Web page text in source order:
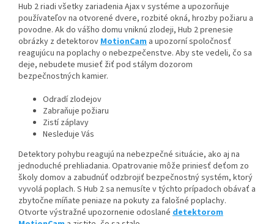
Hub 2 riadi všetky zariadenia Ajax v systéme a upozorňuje
používateľov na otvorené dvere, rozbité okná, hrozby požiaru a
povodne. Ak do vášho domu vniknú zlodeji, Hub 2 prenesie
obrázky z detektorovMotionCam a upozorní spoločnosť
reagujúcu na poplachy o nebezpečenstve. Aby ste vedeli, čo sa
deje, nebudete musieť žiť pod stálym dozorom
bezpečnostných kamier.
Odradí zlodejov
Zabraňuje požiaru
Zistí záplavy
Nesleduje Vás
Detektory pohybu reagujú na nebezpečné situácie, ako aj na
jednoduché prehliadania. Opatrovanie môže priniesť deťom zo
školy domov a zabudnúť odzbrojiť bezpečnostný systém, ktorý
vyvolá poplach. S Hub 2 sa nemusíte v týchto prípadoch obávať a
zbytočne míňate peniaze na pokuty za falošné poplachy.
Otvorte výstražné upozornenie odoslané detektorom